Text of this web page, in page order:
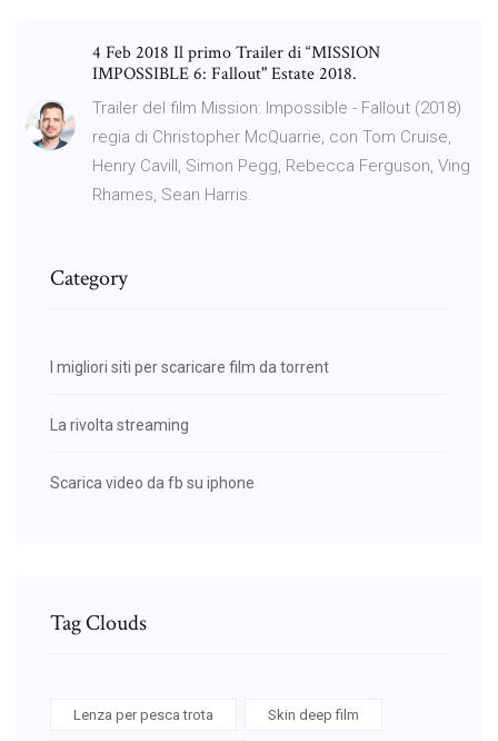
4 Feb 2018 Il primo Trailer di “MISSION
IMPOSSIBLE 6: Fallout" Estate 2018.
Trailer del film Mission: Impossible - Fallout (2018)
regia di Christopher McQuarrie, con Tom Cruise,
Henry Cavill, Simon Pegg, Rebecca Ferguson, Ving
Rhames, Sean Harris.
Category
I migliori siti per scaricare film da torrent
La rivolta streaming
Scarica video da fb su iphone
Tag Clouds
Lenza per pesca trota Skin deep film